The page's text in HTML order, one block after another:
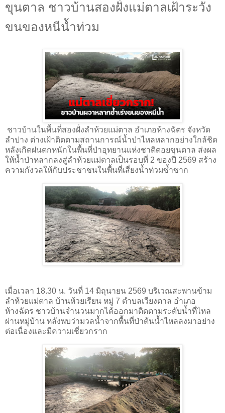
ขุนตาล ชาวบ้านสองฝั่งแม่ตาลเฝ้าระวัง
ขนของหนีน้ำท่วม
ชาวบ้านในพื้นที่สองฝั่งลำห้วยแม่ตาล อำเภอห้างฉัตร จังหวัด
ลำปาง ต่างเฝ้าติดตามสถานการณ์น้ำป่าไหลหลากอย่างใกล้ชิด
หลังเกิดฝนตกหนักในพื้นที่ป่าอุทยานแห่งชาติดอยขุนตาล ส่งผล
ให้น้ำป่าหลากลงสู่ลำห้วยแม่ตาลเป็นรอบที่ 2 ของปี 2569 สร้าง
ความกังวลให้กับประชาชนในพื้นที่เสี่ยงน้ำท่วมซ้ำซาก
เมื่อเวลา 18.30 น. วันที่ 14 มิถุนายน 2569 บริเวณสะพานข้าม
ลำห้วยแม่ตาล บ้านห้วยเรียน หมู่ 7 ตำบลเวียงตาล อำเภอ
ห้างฉัตร ชาวบ้านจำนวนมากได้ออกมาติดตามระดับน้ำที่ไหล
ผ่านหมู่บ้าน หลังพบว่ามวลน้ำจากพื้นที่ป่าต้นน้ำไหลลงมาอย่าง
ต่อเนื่องและมีความเชี่ยวกราก